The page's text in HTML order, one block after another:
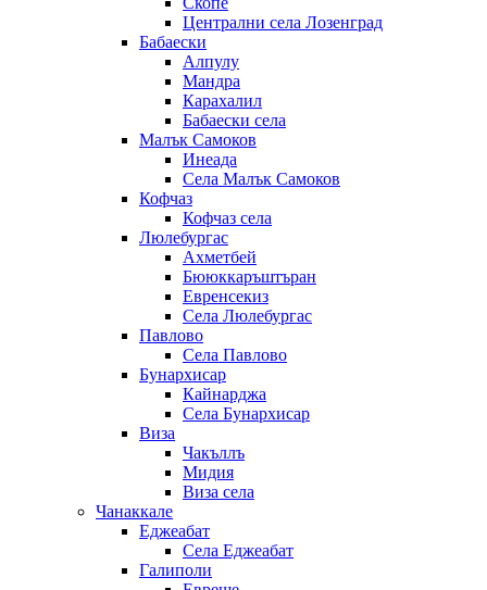
Централни села Лозенград
Бабаески
Алпулу
Мандра
Карахалил
Бабаески села
Малък Самоков
Инеада
Села Малък Самоков
Кофчаз
Кофчаз села
Люлебургас
Ахметбей
Бююккаръштъран
Евренсекиз
Села Люлебургас
Павлово
Села Павлово
Бунархисар
Кайнарджа
Села Бунархисар
Виза
Чакъллъ
Мидия
Виза села
Чанаккале
Еджеабат
Села Еджеабат
Галиполи